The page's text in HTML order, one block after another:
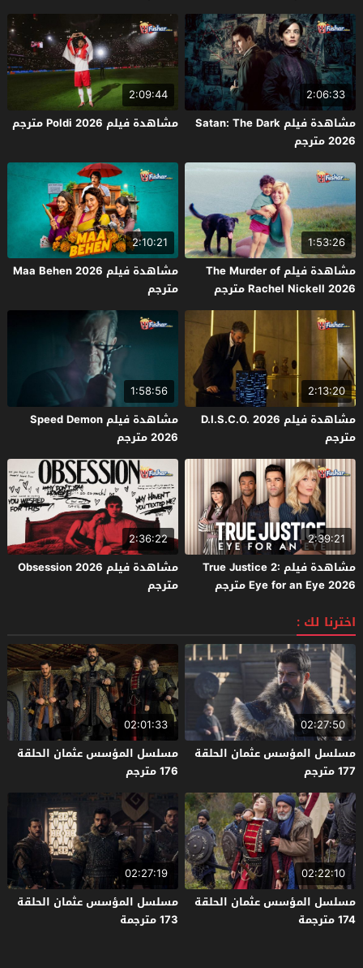
2:06:33
مشاهدة فيلم Satan: The Dark
2026 مترجم
2:09:44
مشاهدة فيلم Poldi 2026 مترجم
1:53:26
مشاهدة فيلم The Murder of
Rachel Nickell 2026 مترجم
2:10:21
مشاهدة فيلم Maa Behen 2026
مترجم
2:13:20
مشاهدة فيلم D.I.S.C.O. 2026
مترجم
1:58:56
مشاهدة فيلم Speed Demon
2026 مترجم
2:39:21
مشاهدة فيلم True Justice 2:
Eye for an Eye 2026 مترجم
2:36:22
مشاهدة فيلم Obsession 2026
مترجم
اخترنا لك :
02:27:50
مسلسل المؤسس عثمان الحلقة
177 مترجم
02:01:33
مسلسل المؤسس عثمان الحلقة
176 مترجم
02:22:10
مسلسل المؤسس عثمان الحلقة
174 مترجمة
02:27:19
مسلسل المؤسس عثمان الحلقة
173 مترجمة